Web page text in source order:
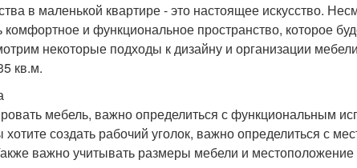
в маленькой квартире - это настоящее искусство.
и функциональное пространство, которое
некоторые подходы к дизайну и организации
кв.м.
мебель, важно определиться с функциональным
создать рабочий уголок, важно определиться с
важно учитывать размеры мебели и